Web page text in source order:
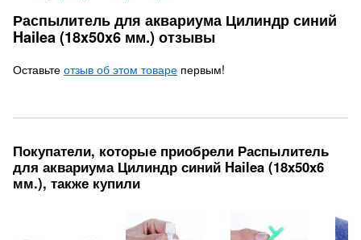
Распылитель для аквариума Цилиндр синий
Hailea (18x50x6 мм.) отзывы
Оставьте отзыв об этом товаре первым!
Покупатели, которые приобрели Распылитель
для аквариума Цилиндр синий Hailea (18x50x6
мм.), также купили